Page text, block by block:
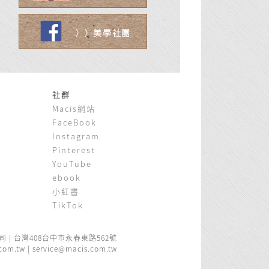
〉〉美學社團
社群
Macis網站
FaceBook
Instagram
Pinterest
YouTube
ebook
小紅書
TikTok
| 台灣408台中市永春東路562號
| service@macis.com.tw